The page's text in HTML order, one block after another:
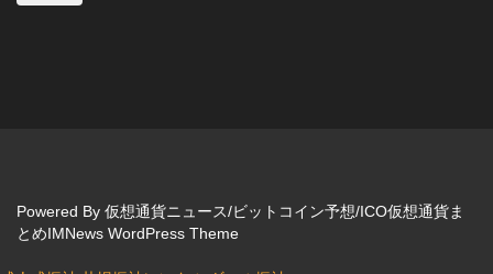
Powered By 仮想通貨ニュース/ビットコイン予想/ICO仮想通貨ま
とめIMNews WordPress Theme